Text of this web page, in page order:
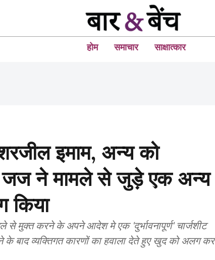
होम समाचार साक्षात्कार
शरजील इमाम, अन्य को
जज ने मामले से जुड़े एक अन्य
किया
से मुक्त करने के अपने आदेश मे एक 'दुर्भावनापूर्ण' चार्जशीट
बाद व्यक्तिगत कारणों का हवाला देते हुए खुद को अलग कर